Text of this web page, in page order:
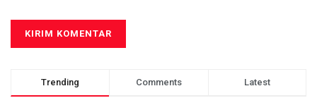
Trending Comments Latest